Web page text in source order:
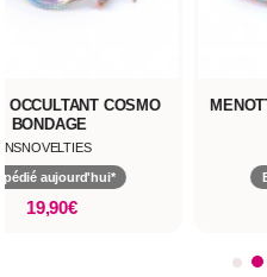
MENOTTES COSMO BONDAGE
Expédié aujourd'hui*